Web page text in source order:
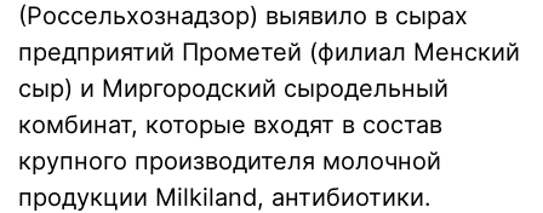
(Россельхознадзор) выявило в сырах
предприятий Прометей (филиал Менский
сыр) и Миргородский сыродельный
комбинат, которые входят в состав
крупного производителя молочной
продукции Milkiland, антибиотики.